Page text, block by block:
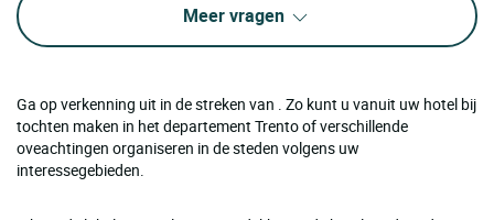
Meer vragen
Ga op verkenning uit in de streken van . Zo kunt u vanuit uw hotel bij
tochten maken in het departement Trento of verschillende
oveachtingen organiseren in de steden volgens uw
interessegebieden.